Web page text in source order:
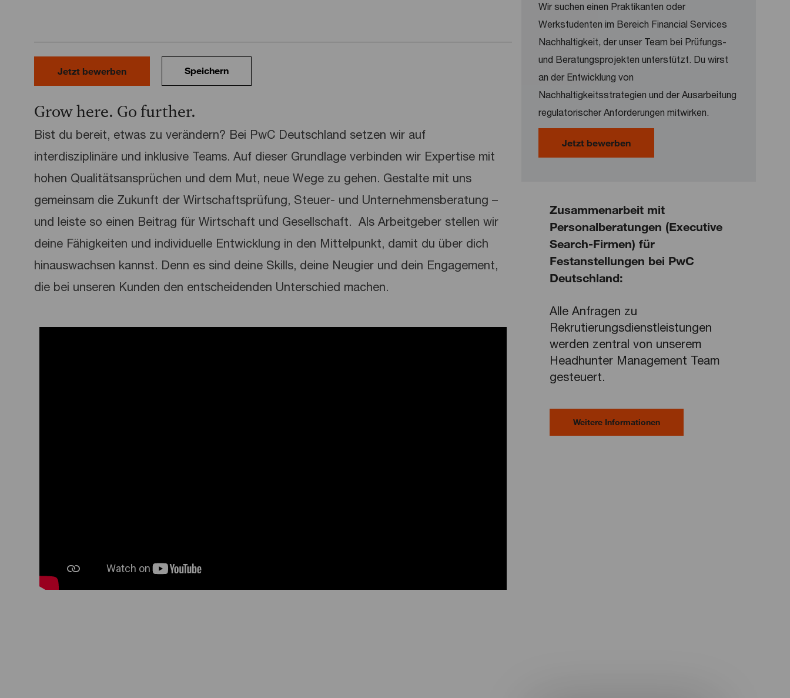
Jetzt bewerben Speichern
Grow here. Go further.
Bist du bereit, etwas zu verändern? Bei PwC Deutschland setzen wir auf
interdisziplinäre und inklusive Teams. Auf dieser Grundlage verbinden wir Expertise mit
hohen Qualitätsansprüchen und dem Mut, neue Wege zu gehen. Gestalte mit uns
gemeinsam die Zukunft der Wirtschaftsprüfung, Steuer- und Unternehmensberatung –
und leiste so einen Beitrag für Wirtschaft und Gesellschaft. ​ Als Arbeitgeber stellen wir
deine Fähigkeiten und individuelle Entwicklung in den Mittelpunkt, damit du über dich
hinauswachsen kannst. Denn es sind deine Skills, deine Neugier und dein Engagement,
die bei unseren Kunden den entscheidenden Unterschied machen.
Wir suchen einen Praktikanten oder
Werkstudenten im Bereich Financial Services
Nachhaltigkeit, der unser Team bei Prüfungs-
und Beratungsprojekten unterstützt. Du wirst
an der Entwicklung von
Nachhaltigkeitsstrategien und der Ausarbeitung
regulatorischer Anforderungen mitwirken.
Jetzt bewerbenPraktikum / Werkstudent Financial
Zusammenarbeit mit
Personalberatungen (Executive
Search-Firmen) für
Festanstellungen bei PwC
Deutschland:
Alle Anfragen zu
Rekrutierungsdienstleistungen
werden zentral von unserem
Headhunter Management Team
gesteuert.
Weitere Informationen